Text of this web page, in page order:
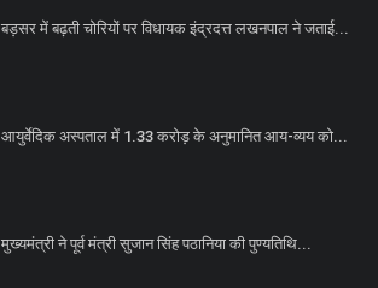
बड़सर में बढ़ती चोरियों पर विधायक इंद्रदत्त लखनपाल ने जताई...
आयुर्वेदिक अस्पताल में 1.33 करोड़ के अनुमानित आय-व्यय को...
मुख्यमंत्री ने पूर्व मंत्री सुजान सिंह पठानिया की पुण्यतिथि...